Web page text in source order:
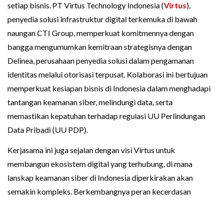
setiap bisnis. PT Virtus Technology Indonesia (Virtus),
penyedia solusi infrastruktur digital terkemuka di bawah
naungan CTI Group, memperkuat komitmennya dengan
bangga mengumumkan kemitraan strategisnya dengan
Delinea, perusahaan penyedia solusi dalam pengamanan
identitas melalui otorisasi terpusat. Kolaborasi ini bertujuan
memperkuat kesiapan bisnis di Indonesia dalam menghadapi
tantangan keamanan siber, melindungi data, serta
memastikan kepatuhan terhadap regulasi UU Perlindungan
Data Pribadi (UU PDP).
Kerjasama ini juga sejalan dengan visi Virtus untuk
membangun ekosistem digital yang terhubung, di mana
lanskap keamanan siber di Indonesia diperkirakan akan
semakin kompleks. Berkembangnya peran kecerdasan